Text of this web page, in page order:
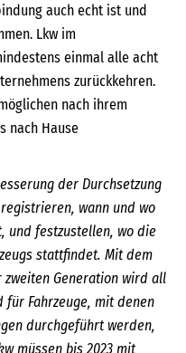
auch echt ist und
Lkw im
einmal alle acht
zurückkehren.
nach ihrem
nach Hause
der Durchsetzung
wann und wo
und festzustellen, wo die
stattfindet. Mit dem
Generation wird all
Fahrzeuge, mit denen
durchgeführt werden,
müssen bis 2023 mit